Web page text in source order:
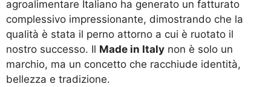
agroalimentare Italiano ha generato un fatturato
complessivo impressionante, dimostrando che la
qualità è stata il perno attorno a cui è ruotato il
nostro successo. Il Made in Italy non è solo un
marchio, ma un concetto che racchiude identità,
bellezza e tradizione.